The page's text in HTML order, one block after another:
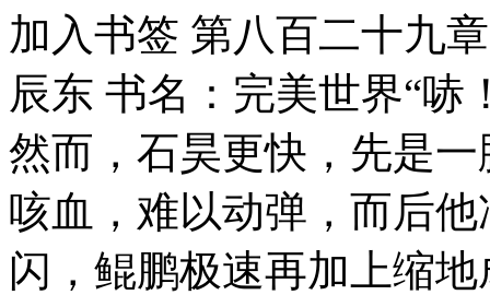
加入书签 第八百二十九
辰东 书名：完美世界“哧
然而，石昊更快，先是
咳血，难以动弹，而后
闪，鲲鹏极速再加上缩